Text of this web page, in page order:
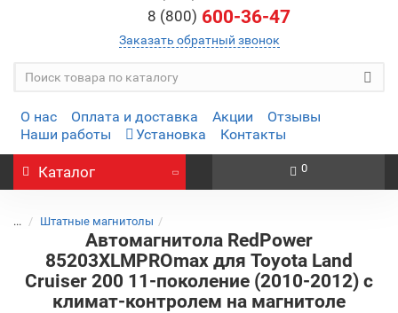
8 (800) 600-36-47
Заказать обратный звонок
О нас Оплата и доставка Акции
Отзывы
Наши работы
Установка Контакты
Каталог 0
... Штатные магнитолы
Автомагнитола RedPower
85203XLMPROmax для Toyota Land
Cruiser 200 11-поколение (2010-2012) с
климат-контролем на магнитоле